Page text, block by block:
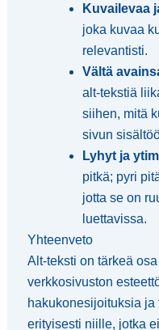
Kuvailevaa
joka kuvaa
relevantisti.
Vältä
alt-tekstiä
siihen, mitä
sivun
Lyhyt ja
pitkä; pyri
jotta se on
luettavissa.
Yhteenveto
Alt-teksti on tärkeä
verkkosivuston
hakukonesijoituksia
erityisesti niille, jotka